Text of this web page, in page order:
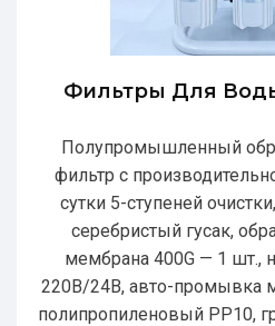
Фильтры Для
Полупромышленный
фильтр с
сутки 5-ступеней
серебристый гусак,
мембрана 400G — 1 шт.,
220В/24В, авто-промывка
полипропиленовый РР10,